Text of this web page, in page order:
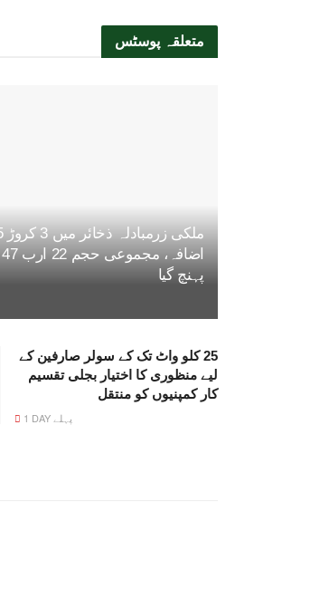
متعلقہ پوسٹس
پہنچ گیا
25 کلو واٹ تک کے سولر صارفین کے
لیے منظوری کا اختیار بجلی تقسیم
کار کمپنیوں کو منتقل
1 DAY پہلے